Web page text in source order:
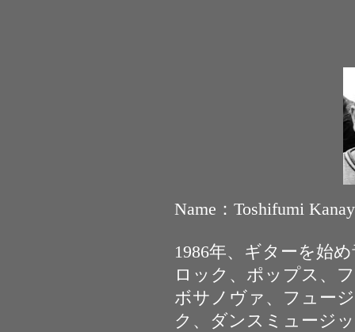
Name：Toshifumi
1986年、ギターを始
ロック、ポップス、
ボサノヴァ、フュー
ク、ダンスミュージ